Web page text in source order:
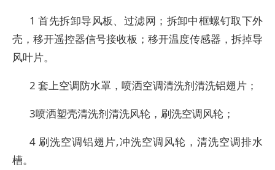
1 首先拆卸导风板、过滤网；拆卸中框螺钉取下外
壳，移开遥控器信号接收板；移开温度传感器，拆掉导
风叶片。
2 套上空调防水罩，喷洒空调清洗剂清洗铝翅片；
3喷洒塑壳清洗剂清洗风轮，刷洗空调风轮；
4 刷洗空调铝翅片,冲洗空调风轮，清洗空调排水
槽。